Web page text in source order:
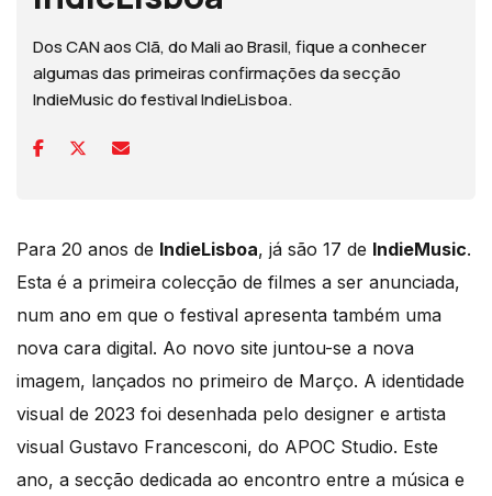
Dos CAN aos Clã, do Mali ao Brasil, fique a conhecer
algumas das primeiras confirmações da secção
IndieMusic do festival IndieLisboa.
Para 20 anos de IndieLisboa, já são 17 de IndieMusic.
Esta é a primeira colecção de filmes a ser anunciada,
num ano em que o festival apresenta também uma
nova cara digital. Ao novo site juntou-se a nova
imagem, lançados no primeiro de Março. A identidade
visual de 2023 foi desenhada pelo designer e artista
visual Gustavo Francesconi, do APOC Studio. Este
ano, a secção dedicada ao encontro entre a música e